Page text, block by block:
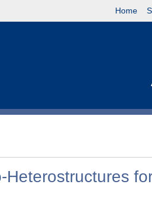
Home
Heterostructures